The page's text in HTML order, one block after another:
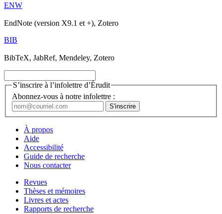
ENW
EndNote (version X9.1 et +), Zotero
BIB
BibTeX, JabRef, Mendeley, Zotero
S’inscrire à l’infolettre d’Érudit
Abonnez-vous à notre infolettre :
À propos
Aide
Accessibilité
Guide de recherche
Nous contacter
Revues
Thèses et mémoires
Livres et actes
Rapports de recherche